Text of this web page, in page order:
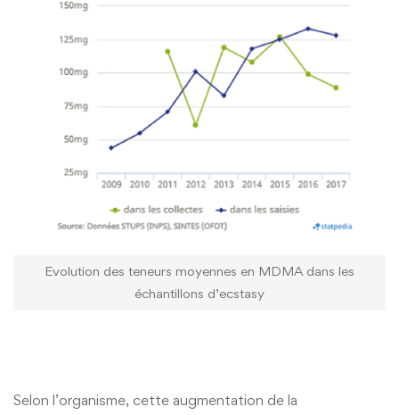
Evolution des teneurs moyennes en MDMA dans les
échantillons d’ecstasy
Selon l’organisme, cette augmentation de la